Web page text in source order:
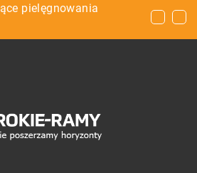
warsztatu
pielęgnowania
wyposażaniu lokalu